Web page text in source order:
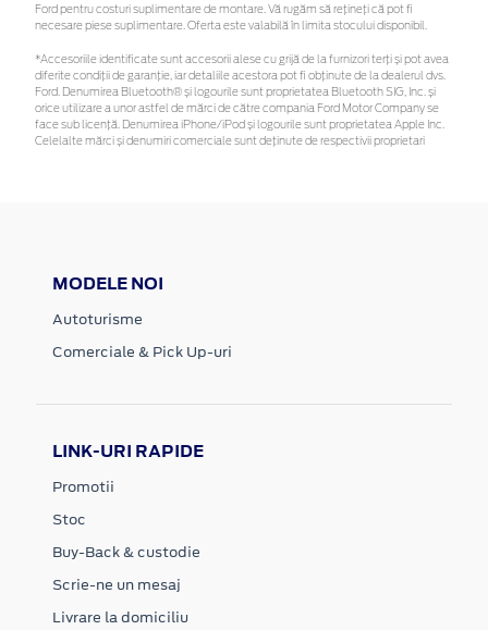
Ford pentru costuri suplimentare de montare. Vă rugăm să rețineți că pot fi
necesare piese suplimentare. Oferta este valabilă în limita stocului disponibil.
*Accesoriile identificate sunt accesorii alese cu grijă de la furnizori terți și pot avea
diferite condiții de garanție, iar detaliile acestora pot fi obținute de la dealerul dvs.
Ford. Denumirea Bluetooth® și logourile sunt proprietatea Bluetooth SIG, Inc. și
orice utilizare a unor astfel de mărci de către compania Ford Motor Company se
face sub licență. Denumirea iPhone/iPod și logourile sunt proprietatea Apple Inc.
Celelalte mărci și denumiri comerciale sunt deținute de respectivii proprietari
MODELE NOI
Autoturisme
Comerciale & Pick Up-uri
LINK-URI RAPIDE
Promotii
Stoc
Buy-Back & custodie
Scrie-ne un mesaj
Livrare la domiciliu